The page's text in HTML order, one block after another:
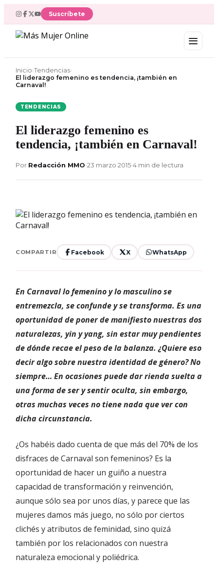
contenido
Suscríbete
Inicio›Tendencias›
El liderazgo femenino es tendencia, ¡también en
Carnaval!
TENDENCIAS
El liderazgo femenino es
tendencia, ¡también en Carnaval!
Por Redacción MMO•23 marzo 2015•4 min de lectura
COMPARTIR Facebook X WhatsApp
En Carnaval lo femenino y lo masculino se
entremezcla, se confunde y se transforma. Es una
oportunidad de poner de manifiesto nuestras dos
naturalezas, yin y yang, sin estar muy pendientes
de dónde recae el peso de la balanza. ¿Quiere eso
decir algo sobre nuestra identidad de género? No
siempre… En ocasiones puede dar rienda suelta a
una forma de ser y sentir oculta, sin embargo,
otras muchas veces no tiene nada que ver con
dicha circunstancia.
¿Os habéis dado cuenta de que más del 70% de los
disfraces de Carnaval son femeninos? Es la
oportunidad de hacer un guiño a nuestra
capacidad de transformación y reinvención,
aunque sólo sea por unos días, y parece que las
mujeres damos más juego, no sólo por ciertos
clichés y atributos de feminidad, sino quizá
también por los relacionados con nuestra
naturaleza emocional y poliédrica.